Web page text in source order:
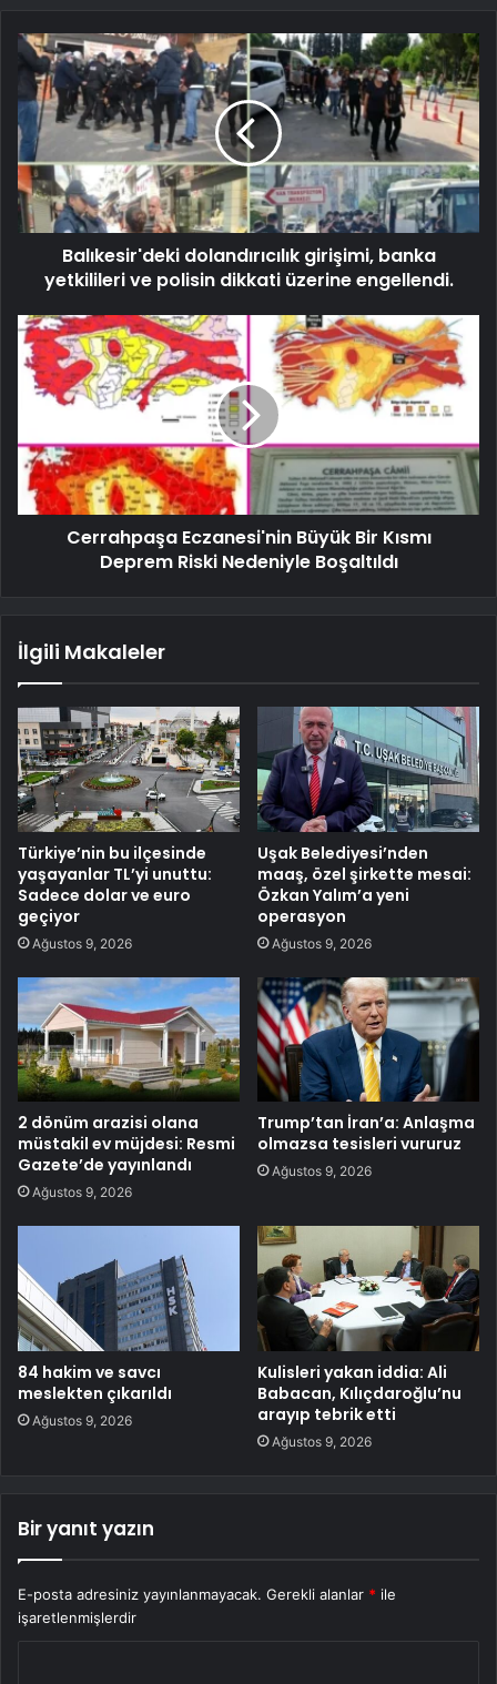
Balıkesir'deki dolandırıcılık girişimi, banka
yetkilileri ve polisin dikkati üzerine engellendi.
Cerrahpaşa Eczanesi'nin Büyük Bir Kısmı
Deprem Riski Nedeniyle Boşaltıldı
İlgili Makaleler
Türkiye’nin bu ilçesinde
yaşayanlar TL’yi unuttu:
Sadece dolar ve euro
geçiyor
Ağustos 9, 2026
Uşak Belediyesi’nden
maaş, özel şirkette mesai:
Özkan Yalım’a yeni
operasyon
Ağustos 9, 2026
2 dönüm arazisi olana
müstakil ev müjdesi: Resmi
Gazete’de yayınlandı
Ağustos 9, 2026
Trump’tan İran’a: Anlaşma
olmazsa tesisleri vururuz
Ağustos 9, 2026
84 hakim ve savcı
meslekten çıkarıldı
Ağustos 9, 2026
Kulisleri yakan iddia: Ali
Babacan, Kılıçdaroğlu’nu
arayıp tebrik etti
Ağustos 9, 2026
Bir yanıt yazın
E-posta adresiniz yayınlanmayacak. Gerekli alanlar * ile
işaretlenmişlerdir